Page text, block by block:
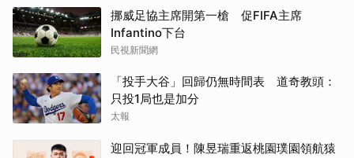
挪威足協主席開第一槍 促FIFA主席
Infantino下台
民視新聞網
「投手大谷」回歸仍無時間表 道奇教頭：
只投1局也是加分
太報
迎回冠軍成員！陳昱瑞重返桃園璞園領航猿